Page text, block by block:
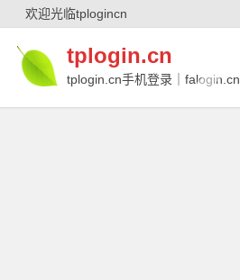
欢迎光临tplogincn
tplogin.cn
tplogin.cn手机登录｜falogin.cn